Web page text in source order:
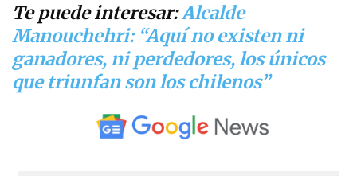
Te puede interesar:Alcalde
Manouchehri: “Aquí no existen ni
ganadores, ni perdedores, los únicos
que triunfan son los chilenos”